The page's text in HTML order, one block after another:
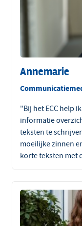
Annemarie
"Bij het ECC help
informatie
teksten te
moeilijke zinnen
korte teksten met